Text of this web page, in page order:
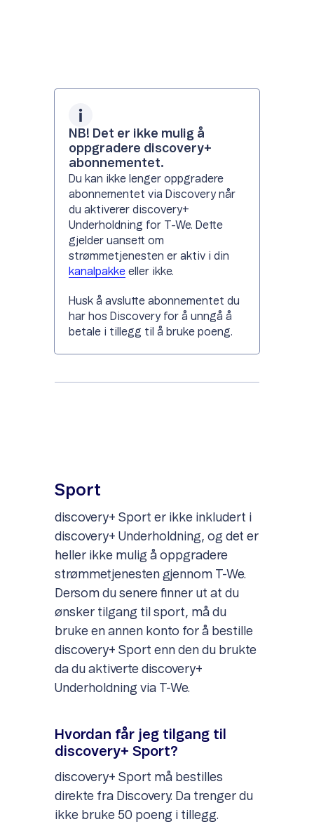
NB! Det er ikke mulig å
oppgradere discovery+
abonnementet.
Du kan ikke lenger oppgradere
abonnementet via Discovery når
du aktiverer discovery+
Underholdning for T-We. Dette
gjelder uansett om
strømmetjenesten er aktiv i din
kanalpakke eller ikke.
Husk å avslutte abonnementet du
har hos Discovery for å unngå å
betale i tillegg til å bruke poeng.
Sport
discovery+ Sport er ikke inkludert i
discovery+ Underholdning, og det er
heller ikke mulig å oppgradere
strømmetjenesten gjennom T-We.
Dersom du senere finner ut at du
ønsker tilgang til sport, må du
bruke en annen konto for å bestille
discovery+ Sport enn den du brukte
da du aktiverte discovery+
Underholdning via T-We.
Hvordan får jeg tilgang til
discovery+ Sport?
discovery+ Sport må bestilles
direkte fra Discovery. Da trenger du
ikke bruke 50 poeng i tillegg.